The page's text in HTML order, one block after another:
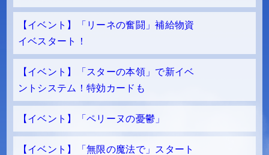
【イベント】「リーネの奮闘」補給物資
イベスタート！
【イベント】「スターの本領」で新イベ
ントシステム！特効カードも
【イベント】「ペリーヌの憂鬱」
【イベント】「無限の魔法で」スタート